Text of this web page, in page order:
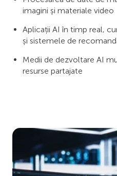
imagini și materiale video
Aplicații AI în timp real,
și sistemele de
Medii de dezvoltare AI
resurse partajate